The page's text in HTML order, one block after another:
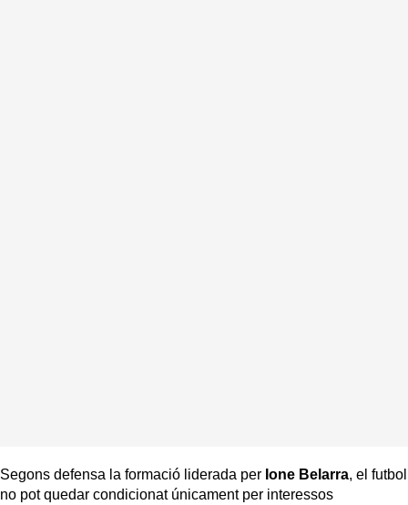
Segons defensa la formació liderada per Ione Belarra, el futbol
no pot quedar condicionat únicament per interessos